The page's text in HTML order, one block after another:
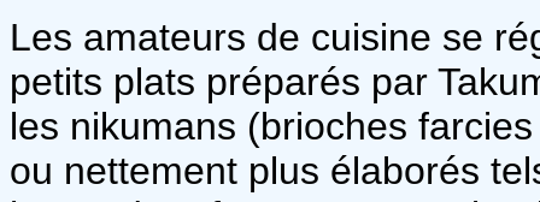
Les amateurs de cuisine se
petits plats préparés par
les nikumans (brioches
ou nettement plus élaborés